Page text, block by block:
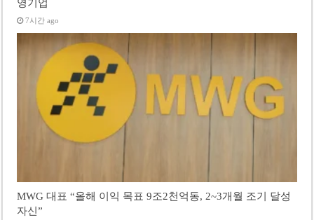
영기업
7시간 ago
MWG 대표 “올해 이익 목표 9조2천억동, 2~3개월 조기 달성
자신”